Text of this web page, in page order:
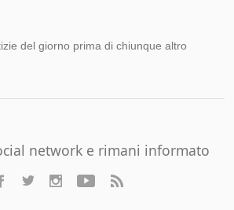
del giorno prima di chiunque altro
network e rimani informato